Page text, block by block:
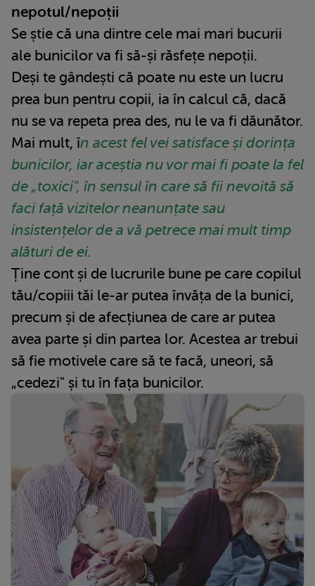
nepotul/nepoții
Se știe că una dintre cele mai mari bucurii
ale bunicilor va fi să-și răsfețe nepoții.
Deși te gândești că poate nu este un lucru
prea bun pentru copii, ia în calcul că, dacă
nu se va repeta prea des, nu le va fi dăunător.
Mai mult, în acest fel vei satisface și dorința
bunicilor, iar aceștia nu vor mai fi poate la fel
de „toxici", în sensul în care să fii nevoită să
faci față vizitelor neanunțate sau
insistențelor de a vă petrece mai mult timp
alături de ei.
Ține cont și de lucrurile bune pe care copilul
tău/copiii tăi le-ar putea învăța de la bunici,
precum și de afecțiunea de care ar putea
avea parte și din partea lor. Acestea ar trebui
să fie motivele care să te facă, uneori, să
„cedezi" și tu în fața bunicilor.